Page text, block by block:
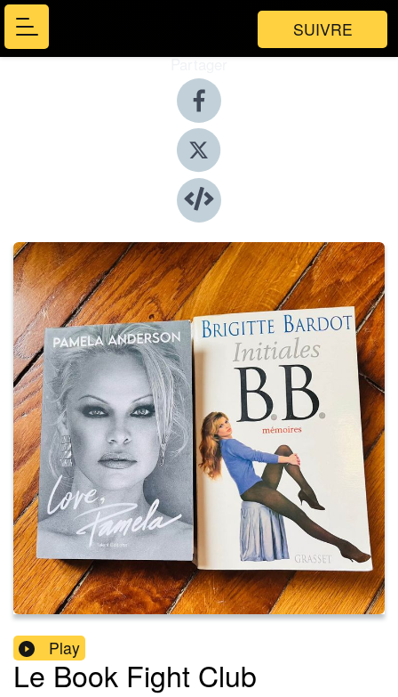
SUIVRE
Partager
Play
Le Book Fight Club